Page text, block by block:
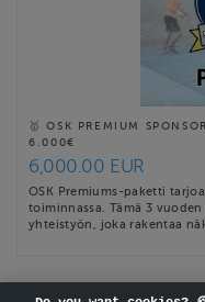
🥇 OSK PREMIUM
6.000€
6,000.00 EUR
OSK Premiums-paketti
toiminnassa. Tämä 3
yhteistyön, joka rakentaa